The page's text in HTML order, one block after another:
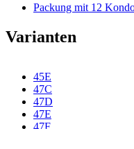
Packung mit 12
Varianten
45E
47C
47D
47E
47F